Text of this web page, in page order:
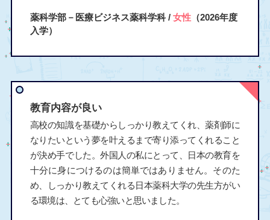
薬科学部－医療ビジネス薬科学科 / 女性（2026年度
入学）
教育内容が良い
高校の知識を基礎からしっかり教えてくれ、薬剤師に
なりたいという夢を叶えるまで寄り添ってくれること
が決め手でした。外国人の私にとって、日本の教育を
十分に身につけるのは簡単ではありません。そのた
め、しっかり教えてくれる日本薬科大学の先生方がい
る環境は、とても心強いと思いました。